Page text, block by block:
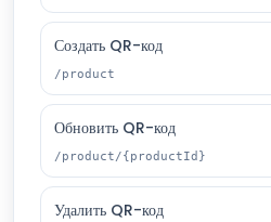
Создать QR-код
/product
Обновить QR-код
/product/{productId}
Удалить QR-код